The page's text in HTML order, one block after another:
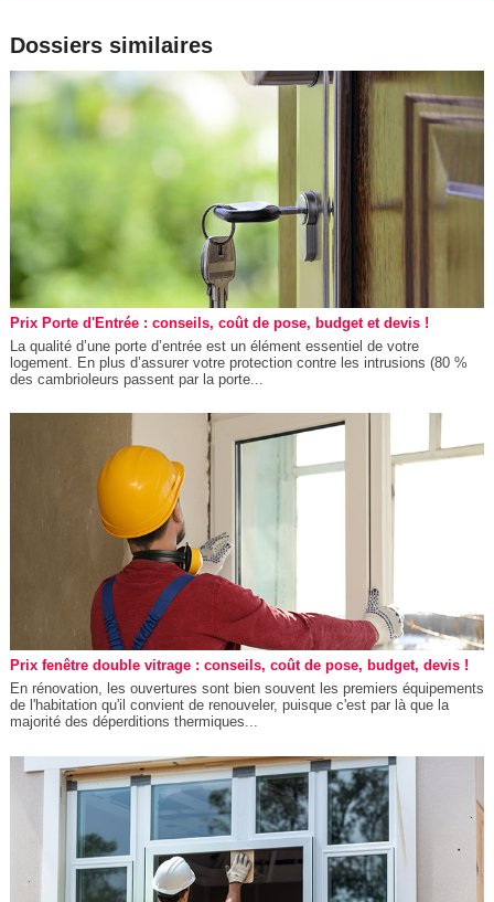
Dossiers similaires
Prix Porte d'Entrée : conseils, coût de pose, budget et devis !
La qualité d’une porte d’entrée est un élément essentiel de votre
logement. En plus d’assurer votre protection contre les intrusions (80 %
des cambrioleurs passent par la porte...
Prix fenêtre double vitrage : conseils, coût de pose, budget, devis !
En rénovation, les ouvertures sont bien souvent les premiers équipements
de l'habitation qu'il convient de renouveler, puisque c'est par là que la
majorité des déperditions thermiques...